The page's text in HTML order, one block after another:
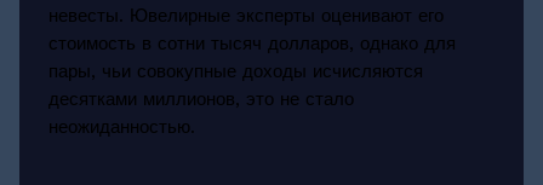
невесты. Ювелирные эксперты оценивают его
стоимость в сотни тысяч долларов, однако для
пары, чьи совокупные доходы исчисляются
десятками миллионов, это не стало
неожиданностью.